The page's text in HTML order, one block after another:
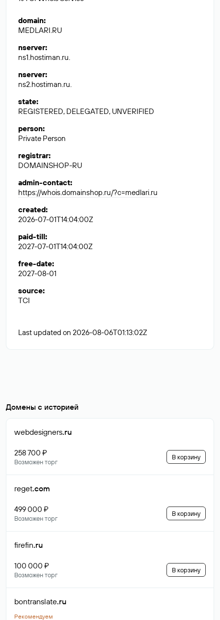
domain:
MEDLARI.RU
nserver:
ns1.hostiman.ru.
nserver:
ns2.hostiman.ru.
state:
REGISTERED, DELEGATED, UNVERIFIED
person:
Private Person
registrar:
DOMAINSHOP-RU
admin-contact:
https://whois.domainshop.ru/?c=medlari.ru
created:
2026-07-01T14:04:00Z
paid-till:
2027-07-01T14:04:00Z
free-date:
2027-08-01
source:
TCI
Last updated on 2026-08-06T01:13:02Z
Домены с историей
webdesigners.ru
258 700 ₽
Возможен торг
В корзину
reget.com
499 000 ₽
Возможен торг
В корзину
firefin.ru
100 000 ₽
Возможен торг
В корзину
bontranslate.ru
Рекомендуем